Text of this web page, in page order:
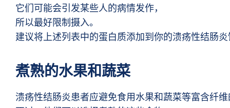
它们可能会引发某些人的病情发作，
所以最好限制摄入。
建议将上述列表中的蛋白质添加到你的溃疡性结肠
煮熟的水果和蔬菜
溃疡性结肠炎患者应避免食用水果和蔬菜等富含纤